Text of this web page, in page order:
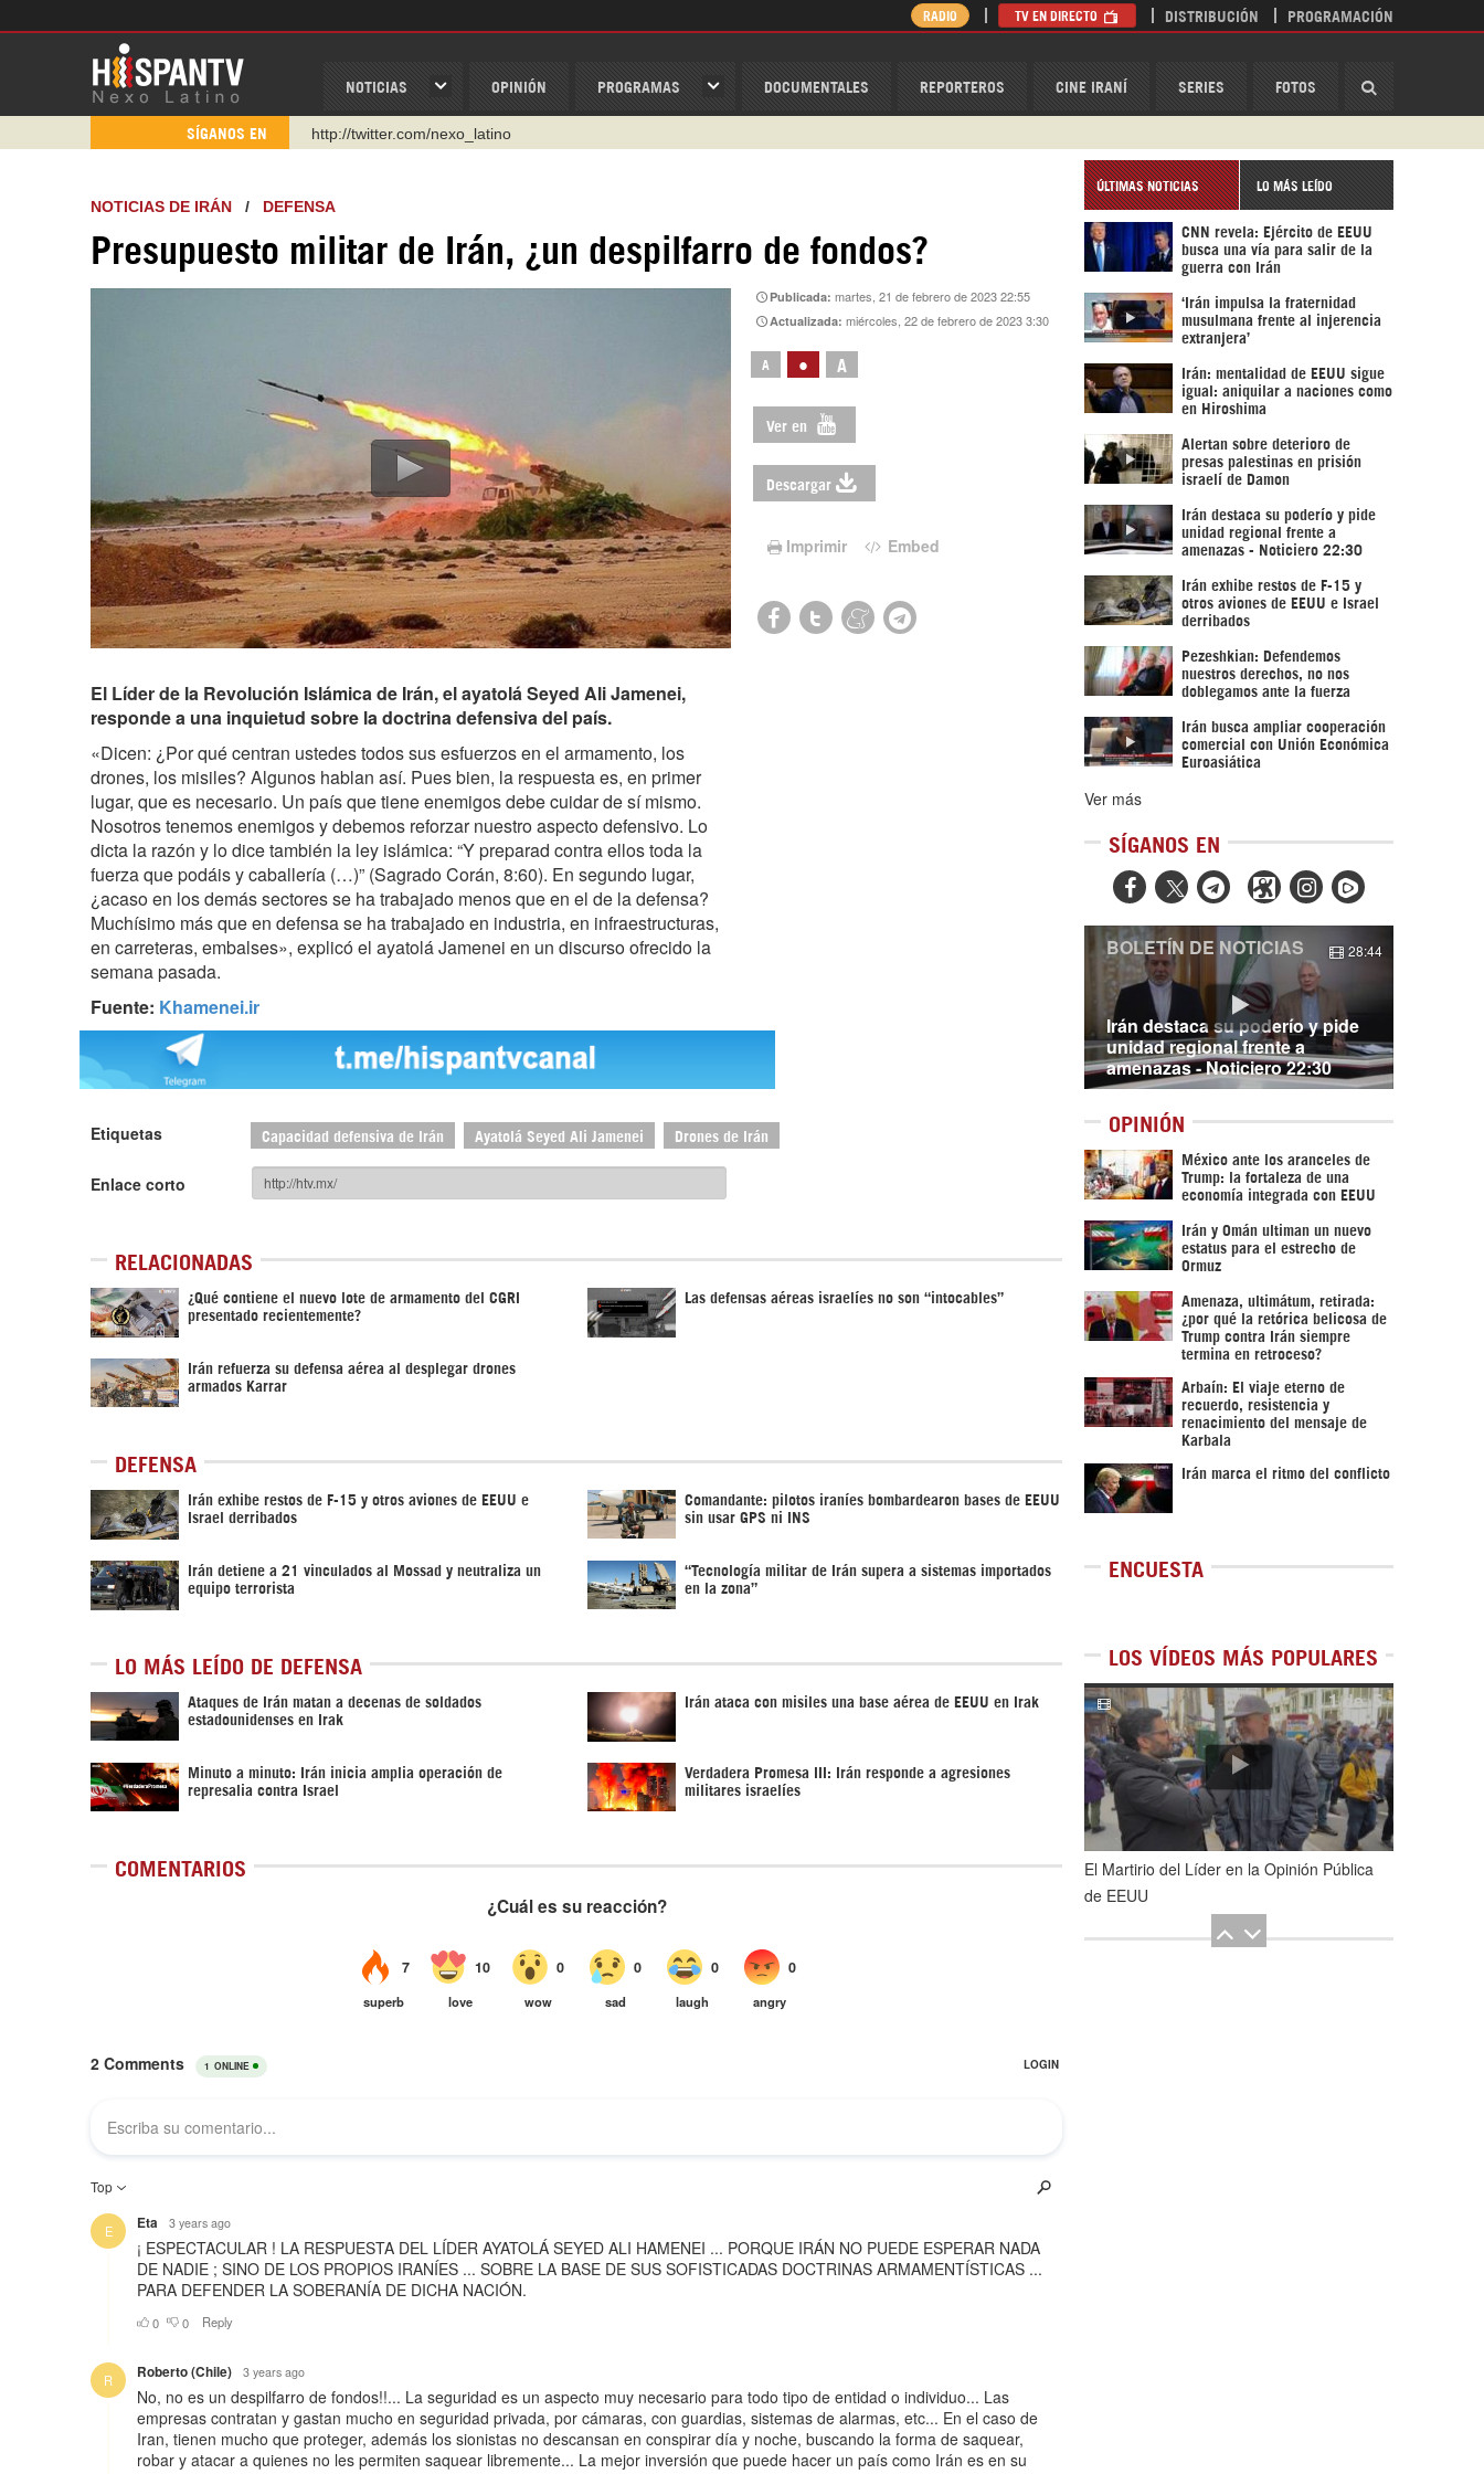
NOTICIAS OPINIÓN PROGRAMAS DOCUMENTALES REPORTEROS CINE IRANÍ SERIES FOTOS
RADIO TV EN DIRECTO DISTRIBUCIÓN PROGRAMACIÓN
SÍGANOS EN
http://twitter.com/nexo_latino
https://urmedium.com/c/hispantv
WhatsApp y Viber: +98 921 79 29 404
Instagram como: hispan_tv
NOTICIAS DE IRÁN / DEFENSA
Presupuesto militar de Irán, ¿un despilfarro de fondos?
Publicada:martes, 21 de febrero de 2023 22:55
Actualizada:miércoles, 22 de febrero de 2023 3:30
A • A
Ver en
Descargar
Imprimir Embed
El Líder de la Revolución Islámica de Irán, el ayatolá Seyed Ali Jamenei,
responde a una inquietud sobre la doctrina defensiva del país.
«Dicen: ¿Por qué centran ustedes todos sus esfuerzos en el armamento, los
drones, los misiles? Algunos hablan así. Pues bien, la respuesta es, en primer
lugar, que es necesario. Un país que tiene enemigos debe cuidar de sí mismo.
Nosotros tenemos enemigos y debemos reforzar nuestro aspecto defensivo. Lo
dicta la razón y lo dice también la ley islámica: “Y preparad contra ellos toda la
fuerza que podáis y caballería (…)” (Sagrado Corán, 8:60). En segundo lugar,
¿acaso en los demás sectores se ha trabajado menos que en el de la defensa?
Muchísimo más que en defensa se ha trabajado en industria, en infraestructuras,
en carreteras, embalses», explicó el ayatolá Jamenei en un discurso ofrecido la
semana pasada.
Fuente: Khamenei.ir
Etiquetas Capacidad defensiva de Irán Ayatolá Seyed Ali Jamenei Drones de Irán
Enlace corto
RELACIONADAS
¿Qué contiene el nuevo lote de armamento del CGRI
presentado recientemente?
Las defensas aéreas israelíes no son “intocables”
Irán refuerza su defensa aérea al desplegar drones
armados Karrar
DEFENSA
Irán exhibe restos de F-15 y otros aviones de EEUU e
Israel derribados
Comandante: pilotos iraníes bombardearon bases de EEUU
sin usar GPS ni INS
Irán detiene a 21 vinculados al Mossad y neutraliza un
equipo terrorista
“Tecnología militar de Irán supera a sistemas importados
en la zona”
LO MÁS LEÍDO DE DEFENSA
Ataques de Irán matan a decenas de soldados
estadounidenses en Irak
Irán ataca con misiles una base aérea de EEUU en Irak
Minuto a minuto: Irán inicia amplia operación de
represalia contra Israel
Verdadera Promesa III: Irán responde a agresiones
militares israelíes
COMENTARIOS
ÚLTIMAS NOTICIAS LO MÁS LEÍDO
CNN revela: Ejército de EEUU
busca una vía para salir de la
guerra con Irán
‘Irán impulsa la fraternidad
musulmana frente al injerencia
extranjera’
Irán: mentalidad de EEUU sigue
igual: aniquilar a naciones como
en Hiroshima
Alertan sobre deterioro de
presas palestinas en prisión
israelí de Damon
Irán destaca su poderío y pide
unidad regional frente a
amenazas - Noticiero 22:30
Irán exhibe restos de F-15 y
otros aviones de EEUU e Israel
derribados
Pezeshkian: Defendemos
nuestros derechos, no nos
doblegamos ante la fuerza
Irán busca ampliar cooperación
comercial con Unión Económica
Euroasiática
Ver más
SÍGANOS EN
  
Irán destaca su poderío y pide
unidad regional frente a
amenazas - Noticiero 22:30
BOLETÍN DE NOTICIAS 28:44
OPINIÓN
México ante los aranceles de
Trump: la fortaleza de una
economía integrada con EEUU
Irán y Omán ultiman un nuevo
estatus para el estrecho de
Ormuz
Amenaza, ultimátum, retirada:
¿por qué la retórica belicosa de
Trump contra Irán siempre
termina en retroceso?
Arbaín: El viaje eterno de
recuerdo, resistencia y
renacimiento del mensaje de
Karbala
Irán marca el ritmo del conflicto
ENCUESTA
LOS VÍDEOS MÁS POPULARES
1de5
El Martirio del Líder en la Opinión Pública
de EEUU